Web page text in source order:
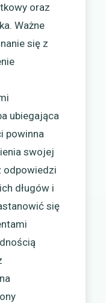
oraz
Ważne
się z
ubiegająca
powinna
swojej
odpowiedzi
długów i
się